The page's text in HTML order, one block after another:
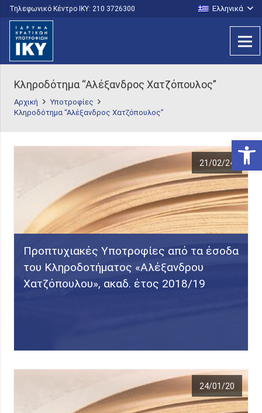
Τηλεφωνικό Κέντρο IKY: 210 3726300 Ελληνικά
Κληροδότημα “Αλέξανδρος Χατζόπουλος”
Αρχική
Υποτροφίες
Κληροδότημα “Αλέξανδρος Χατζόπουλος”
21/02/24
Προπτυχιακές Υποτροφίες από τα έσοδα
του Κληροδοτήματος «Αλέξανδρου
Χατζόπουλου», ακαδ. έτος 2018/19
24/01/20